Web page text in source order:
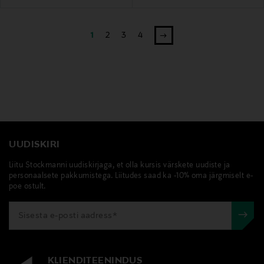
1 2 3 4
UUDISKIRI
Liitu Stockmanni uudiskirjaga, et olla kursis värskete uudiste ja
personaalsete pakkumistega. Liitudes saad ka -10% oma järgmiselt e-
poe ostult.
KLIENDITEENINDUS